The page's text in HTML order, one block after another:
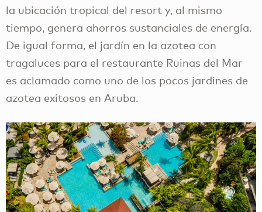
la ubicación tropical del resort y, al mismo
tiempo, genera ahorros sustanciales de energía.
De igual forma, el jardín en la azotea con
tragaluces para el restaurante Ruinas del Mar
es aclamado como uno de los pocos jardines de
azotea exitosos en Aruba.